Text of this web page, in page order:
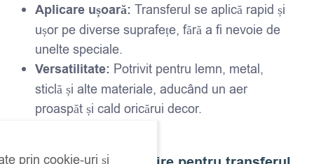
Aplicare ușoară: Transferul se aplică rapid și
ușor pe diverse suprafețe, fără a fi nevoie de
unelte speciale.
Versatilitate: Potrivit pentru lemn, metal,
sticlă și alte materiale, aducând un aer
proaspăt și cald oricărui decor.
prin cookie-uri și